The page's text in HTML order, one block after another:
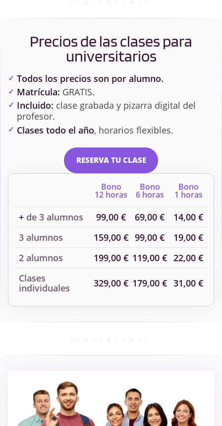
Precios de las clases para
universitarios
Todos los precios son por alumno.
Matrícula: GRATIS.
Incluido: clase grabada y pizarra digital del
profesor.
Clases todo el año, horarios flexibles.
RESERVA TU CLASE
Bono
12 horas
Bono
6 horas
Bono
1 horas
+ de 3 alumnos 99,00 € 69,00 €
14,00 €
3 alumnos
159,00 € 99,00 €
19,00 €
2 alumnos
199,00 € 119,00 € 22,00 €
Clases
individuales
329,00 € 179,00 € 31,00 €